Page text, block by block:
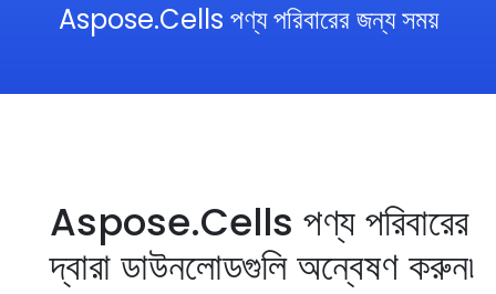
Aspose.Cells পণ্য পরিবারের জন্য সময়
Aspose.Cells পণ্য পরিবারের
দ্বারা ডাউনলোডগুলি অন্বেষণ করুন৷